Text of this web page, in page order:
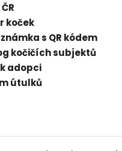
koček
s QR kódem
kočičích subjektů
adopci
útulků